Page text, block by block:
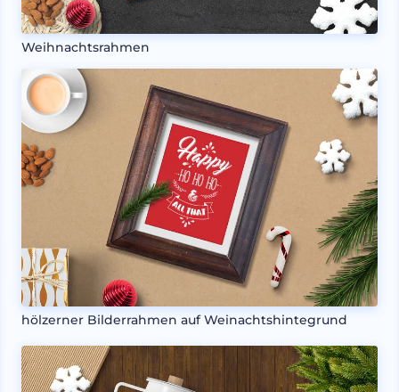
Weihnachtsrahmen
hölzerner Bilderrahmen auf Weinachtshintegrund